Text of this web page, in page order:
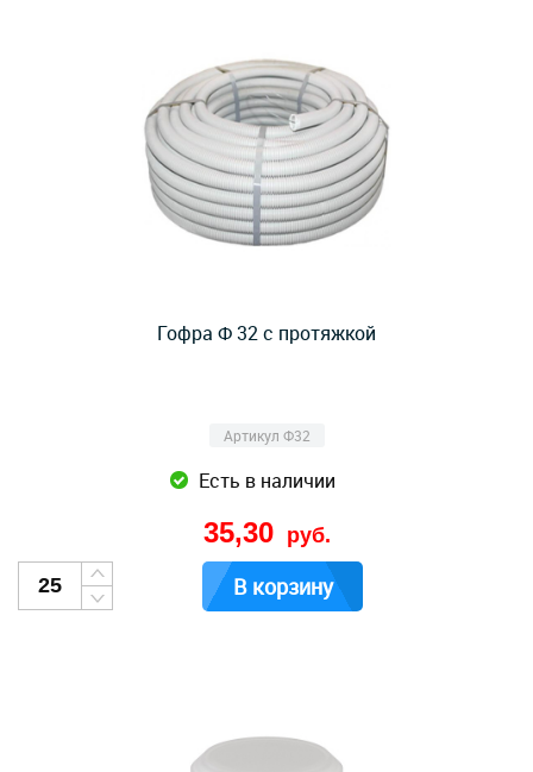
Гофра Ф 32 с протяжкой
Артикул Ф32
Есть в наличии
35,30 руб.
В корзину